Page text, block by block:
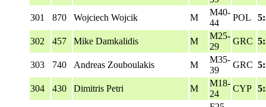
301 870 Wojciech Wojcik M
M40-
44
POL
302 457 Mike Damkalidis M
M25-
29
GRC
303 740 Andreas Zouboulakis M
M35-
39
GRC
304 430 Dimitris Petri M
M18-
24
CYP